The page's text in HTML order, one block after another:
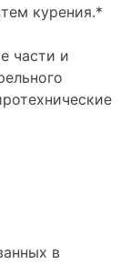
курения.*
части и
в